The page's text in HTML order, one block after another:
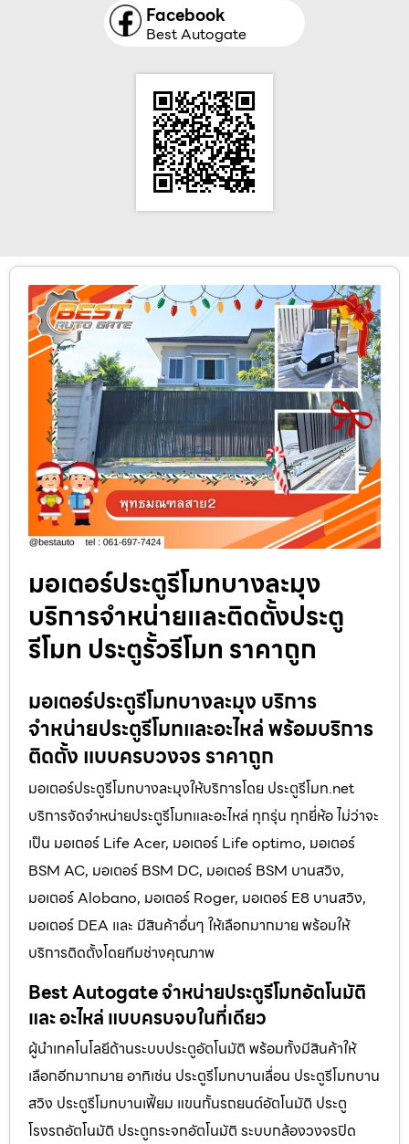
Facebook
Best Autogate
มอเตอร์ประตูรีโมทบางละมุง
บริการจำหน่ายและติดตั้งประตู
รีโมท ประตูรั้วรีโมท ราคาถูก
มอเตอร์ประตูรีโมทบางละมุง บริการ
จำหน่ายประตูรีโมทและอะไหล่ พร้อมบริการ
ติดตั้ง แบบครบวงจร ราคาถูก
มอเตอร์ประตูรีโมทบางละมุงให้บริการโดย ประตูรีโมท.net
บริการจัดจำหน่ายประตูรีโมทและอะไหล่ ทุกรุ่น ทุกยี่ห้อ ไม่ว่าจะ
เป็น มอเตอร์ Life Acer, มอเตอร์ Life optimo, มอเตอร์
BSM AC, มอเตอร์ BSM DC, มอเตอร์ BSM บานสวิง,
มอเตอร์ Alobano, มอเตอร์ Roger, มอเตอร์ E8 บานสวิง,
มอเตอร์ DEA และ มีสินค้าอื่นๆ ให้เลือกมากมาย พร้อมให้
บริการติดตั้งโดยทีมช่างคุณภาพ
Best Autogate จำหน่ายประตูรีโมทอัตโนมัติ
และ อะไหล่ แบบครบจบในที่เดียว
ผู้นำเทคโนโลยีด้านระบบประตูอัตโนมัติ พร้อมทั้งมีสินค้าให้
เลือกอีกมากมาย อาทิเช่น ประตูรีโมทบานเลื่อน ประตูรีโมทบาน
สวิง ประตูรีโมทบานเฟี้ยม แขนกั้นรถยนต์อัตโนมัติ ประตู
โรงรถอัตโนมัติ ประตูกระจกอัตโนมัติ ระบบกล้องวงจรปิด